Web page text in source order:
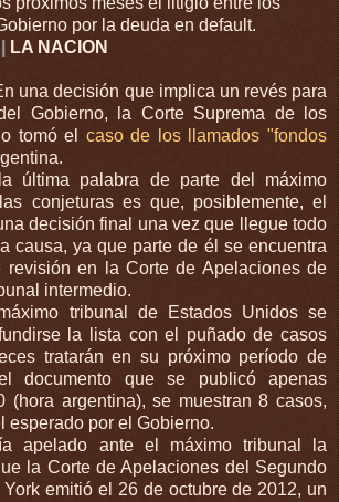
por la deuda en default.
LA NACION
una decisión que implica un revés para
Gobierno, la Corte Suprema de los
tomó el caso de los llamados "fondos
última palabra de parte del máximo
conjeturas es que, posiblemente, el
decisión final una vez que llegue todo
causa, ya que parte de él se encuentra
en la Corte de Apelaciones de
intermedio.
tribunal de Estados Unidos se
la lista con el puñado de casos
tratarán en su próximo período de
documento que se publicó apenas
(hora argentina), se muestran 8 casos,
esperado por el Gobierno.
apelado ante el máximo tribunal la
la Corte de Apelaciones del Segundo
emitió el 26 de octubre de 2012, un